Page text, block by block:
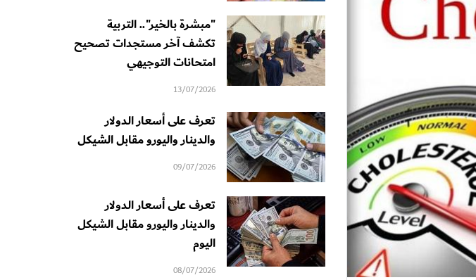
"مبشرة بالخير".. التربية
تكشف آخر مستجدات تصحيح
امتحانات التوجيهي
13/07/2026
تعرف على أسعار الدولار
والدينار واليورو مقابل الشيكل
09/07/2026
تعرف على أسعار الدولار
والدينار واليورو مقابل الشيكل
اليوم
08/07/2026